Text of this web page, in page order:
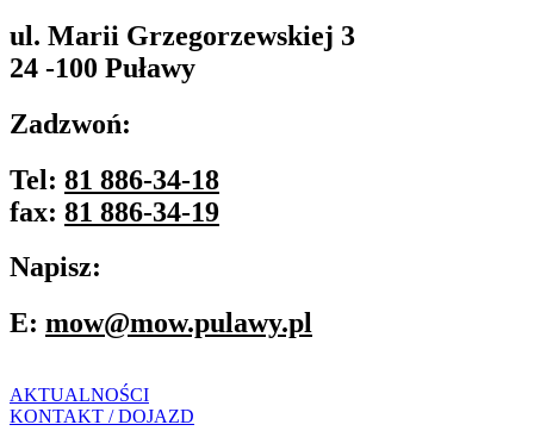
ul. Marii Grzegorzewskiej 3
24 -100 Puławy
Zadzwoń:
Tel: 81 886-34-18
fax: 81 886-34-19
Napisz:
E: mow@mow.pulawy.pl
AKTUALNOŚCI
KONTAKT / DOJAZD